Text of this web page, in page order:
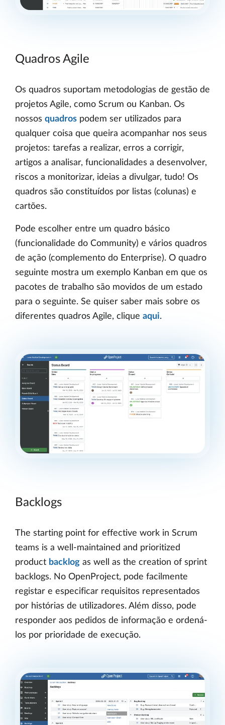
Quadros Agile
Os quadros suportam metodologias de gestão de
projetos Agile, como Scrum ou Kanban. Os
nossos quadros podem ser utilizados para
qualquer coisa que queira acompanhar nos seus
projetos: tarefas a realizar, erros a corrigir,
artigos a analisar, funcionalidades a desenvolver,
riscos a monitorizar, ideias a divulgar, tudo! Os
quadros são constituídos por listas (colunas) e
cartões.
Pode escolher entre um quadro básico
(funcionalidade do Community) e vários quadros
de ação (complemento do Enterprise). O quadro
seguinte mostra um exemplo Kanban em que os
pacotes de trabalho são movidos de um estado
para o seguinte. Se quiser saber mais sobre os
diferentes quadros Agile, clique aqui.
Backlogs
The starting point for effective work in Scrum
teams is a well-maintained and prioritized
product backlog as well as the creation of sprint
backlogs. No OpenProject, pode facilmente
registar e especificar requisitos representados
por histórias de utilizadores. Além disso, pode
responder aos pedidos de informação e ordená-
los por prioridade de execução.